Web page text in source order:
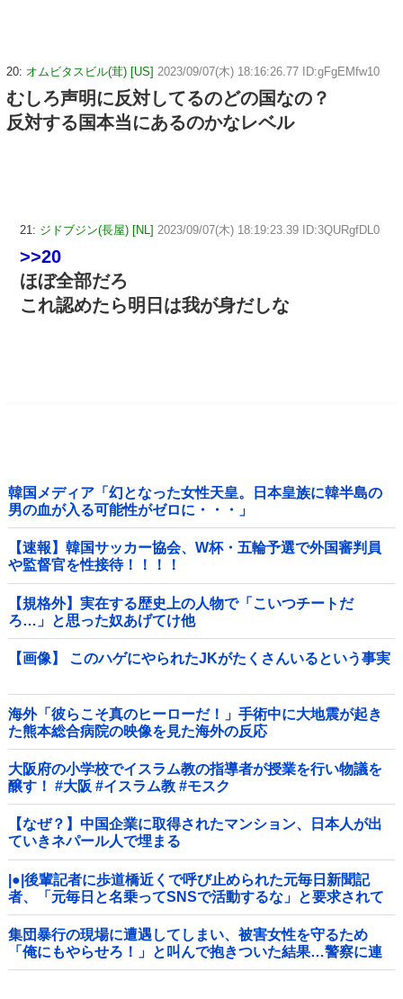
20: オムビタスビル(茸) [US] 2023/09/07(木) 18:16:26.77 ID:gFgEMfw10
むしろ声明に反対してるのどの国なの？
反対する国本当にあるのかなレベル
21: ジドブジン(長屋) [NL] 2023/09/07(木) 18:19:23.39 ID:3QURgfDL0
>>20
ほぼ全部だろ
これ認めたら明日は我が身だしな
韓国メディア「幻となった女性天皇。日本皇族に韓半島の
男の血が入る可能性がゼロに・・・」
【速報】韓国サッカー協会、W杯・五輪予選で外国審判員
や監督官を性接待！！！！
【規格外】実在する歴史上の人物で「こいつチートだ
ろ…」と思った奴あげてけ他
【画像】 このハゲにやられたJKがたくさんいるという事実
海外「彼らこそ真のヒーローだ！」手術中に大地震が起き
た熊本総合病院の映像を見た海外の反応
大阪府の小学校でイスラム教の指導者が授業を行い物議を
醸す！ #大阪 #イスラム教 #モスク
【なぜ？】中国企業に取得されたマンション、日本人が出
ていきネパール人で埋まる
|●|後輩記者に歩道橋近くで呼び止められた元毎日新聞記
者、「元毎日と名乗ってSNSで活動するな」と要求されて
しまい……
集団暴行の現場に遭遇してしまい、被害女性を守るため
「俺にもやらせろ！」と叫んで抱きついた結果…警察に連
行され〇〇扱いされる悲劇へ←機転を利かせた結果が裏目